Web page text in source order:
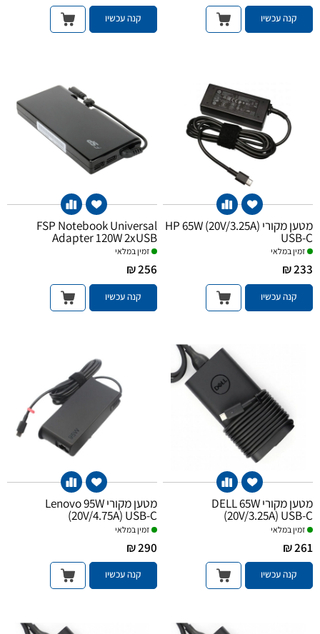
קנה עכשיו קנה עכשיו
מטען מקורי HP 65W (20V/3.25A)
USB-C
זמין במלאי
233 ₪
קנה עכשיו
FSP Notebook Universal
Adapter 120W 2xUSB
זמין במלאי
256 ₪
קנה עכשיו
מטען מקורי DELL 65W
(20V/3.25A) USB-C
זמין במלאי
261 ₪
קנה עכשיו
מטען מקורי Lenovo 95W
(20V/4.75A) USB-C
זמין במלאי
290 ₪
קנה עכשיו